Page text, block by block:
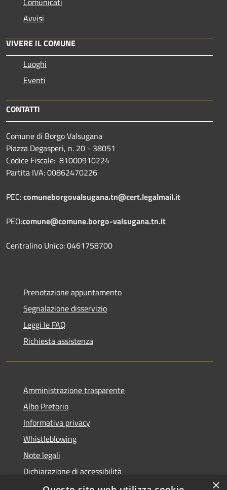
Avvisi
VIVERE IL COMUNE
Luoghi
Eventi
CONTATTI
Comune di Borgo Valsugana
Piazza Degasperi, n. 20 - 38051
Codice Fiscale: 81000910224
Partita IVA: 00862470226
PEC:comuneborgovalsugana.tn@cert.legalmail.it
PEO:comune@comune.borgo-valsugana.tn.it
Centralino Unico: 0461758700
Prenotazione appuntamento
Segnalazione disservizio
Leggi le FAQ
Richiesta assistenza
Amministrazione trasparente
Albo Pretorio
Informativa privacy
Whistleblowing
Note legali
Dichiarazione di accessibilità
Feedback accessibilità
×